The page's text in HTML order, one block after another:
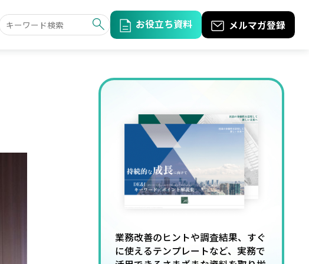
お役立ち資料 メルマガ登録
業務改善のヒントや調査結果、すぐ
に使えるテンプレートなど、実務で